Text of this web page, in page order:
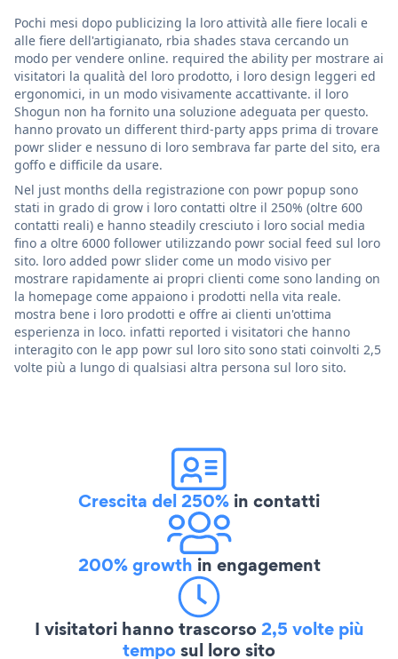
Pochi mesi dopo publicizing la loro attività alle fiere locali e
alle fiere dell'artigianato, rbia shades stava cercando un
modo per vendere online. required the ability per mostrare ai
visitatori la qualità del loro prodotto, i loro design leggeri ed
ergonomici, in un modo visivamente accattivante. il loro
Shogun non ha fornito una soluzione adeguata per questo.
hanno provato un different third-party apps prima di trovare
powr slider e nessuno di loro sembrava far parte del sito, era
goffo e difficile da usare.
Nel just months della registrazione con powr popup sono
stati in grado di grow i loro contatti oltre il 250% (oltre 600
contatti reali) e hanno steadily cresciuto i loro social media
fino a oltre 6000 follower utilizzando powr social feed sul loro
sito. loro added powr slider come un modo visivo per
mostrare rapidamente ai propri clienti come sono landing on
la homepage come appaiono i prodotti nella vita reale.
mostra bene i loro prodotti e offre ai clienti un'ottima
esperienza in loco. infatti reported i visitatori che hanno
interagito con le app powr sul loro sito sono stati coinvolti 2,5
volte più a lungo di qualsiasi altra persona sul loro sito.
Crescita del 250% in contatti
200% growth in engagement
I visitatori hanno trascorso2,5 volte più
temposul loro sito